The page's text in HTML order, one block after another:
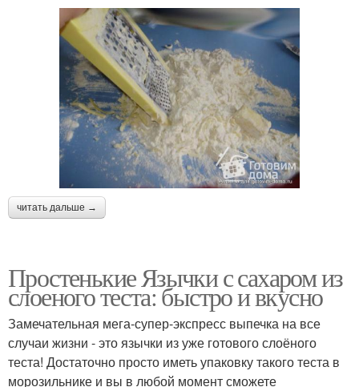
читать дальше →
Простенькие Язычки с сахаром из
слоеного теста: быстро и вкусно
Замечательная мега-супер-экспресс выпечка на все
случаи жизни - это язычки из уже готового слоёного
теста! Достаточно просто иметь упаковку такого теста в
морозильнике и вы в любой момент сможете